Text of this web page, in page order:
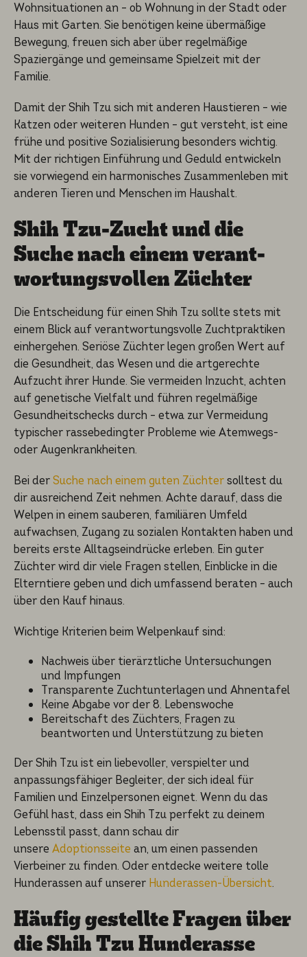
Wohnsituationen an – ob Wohnung in der Stadt oder
Haus mit Garten. Sie benötigen keine übermäßige
Bewegung, freuen sich aber über regelmäßige
Spaziergänge und gemeinsame Spielzeit mit der
Familie.
Damit der Shih Tzu sich mit anderen Haustieren – wie
Katzen oder weiteren Hunden – gut versteht, ist eine
frühe und positive Sozialisierung besonders wichtig.
Mit der richtigen Einführung und Geduld entwickeln
sie vorwiegend ein harmonisches Zusammenleben mit
anderen Tieren und Menschen im Haushalt.
Shih Tzu-Zucht und die
Suche nach einem verant­
wor­tungs­vol­len Züchter
Die Entscheidung für einen Shih Tzu sollte stets mit
einem Blick auf verantwortungsvolle Zuchtpraktiken
einhergehen. Seriöse Züchter legen großen Wert auf
die Gesundheit, das Wesen und die artgerechte
Aufzucht ihrer Hunde. Sie vermeiden Inzucht, achten
auf genetische Vielfalt und führen regelmäßige
Gesundheitschecks durch – etwa zur Vermeidung
typischer rassebedingter Probleme wie Atemwegs-
oder Augenkrankheiten.
Bei derSuche nach einem guten Züchtersolltest du
dir ausreichend Zeit nehmen. Achte darauf, dass die
Welpen in einem sauberen, familiären Umfeld
aufwachsen, Zugang zu sozialen Kontakten haben und
bereits erste Alltagseindrücke erleben. Ein guter
Züchter wird dir viele Fragen stellen, Einblicke in die
Elterntiere geben und dich umfassend beraten – auch
über den Kauf hinaus.
Wichtige Kriterien beim Welpenkauf sind:
Nachweis über tierärztliche Untersuchungen
und Impfungen
Transparente Zuchtunterlagen und Ahnentafel
Keine Abgabe vor der 8. Lebenswoche
Bereitschaft des Züchters, Fragen zu
beantworten und Unterstützung zu bieten
Der Shih Tzu ist ein liebevoller, verspielter und
anpassungsfähiger Begleiter, der sich ideal für
Familien und Einzelpersonen eignet. Wenn du das
Gefühl hast, dass ein Shih Tzu perfekt zu deinem
Lebensstil passt, dann schau dir
unsere Adoptionsseite an, um einen passenden
Vierbeiner zu finden. Oder entdecke weitere tolle
Hunderassen auf unserer Hunderassen-Übersicht.
Häufig gestell­te Fragen über
die Shih Tzu Hunderas­se